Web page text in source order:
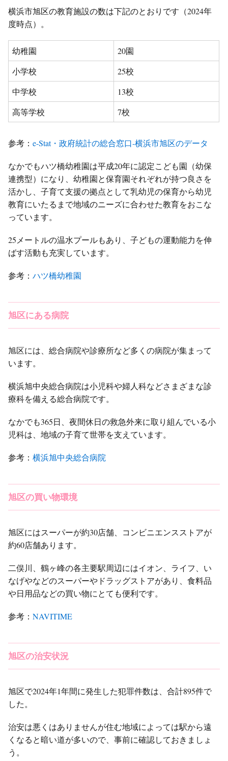
横浜市旭区の教育施設の数は下記のとおりです（2024年
度時点）。
幼稚園
20園
小学校
25校
中学校
13校
高等学校
7校
参考：e-Stat・政府統計の総合窓口-横浜市旭区のデータ
なかでもハツ橋幼稚園は平成20年に認定こども園（幼保
連携型）になり、幼稚園と保育園それぞれが持つ良さを
活かし、子育て支援の拠点として乳幼児の保育から幼児
教育にいたるまで地域のニーズに合わせた教育をおこな
っています。
25メートルの温水プールもあり、子どもの運動能力を伸
ばす活動も充実しています。
参考：ハツ橋幼稚園
旭区にある病院
旭区には、総合病院や診療所など多くの病院が集まって
います。
横浜旭中央総合病院は小児科や婦人科などさまざまな診
療科を備える総合病院です。
なかでも365日、夜間休日の救急外来に取り組んでいる小
児科は、地域の子育て世帯を支えています。
参考：横浜旭中央総合病院
旭区の買い物環境
旭区にはスーパーが約30店舗、コンビニエンスストアが
約60店舗あります。
二俣川、鶴ヶ峰の各主要駅周辺にはイオン、ライフ、い
なげやなどのスーパーやドラッグストアがあり、食料品
や日用品などの買い物にとても便利です。
参考：NAVITIME
旭区の治安状況
旭区で2024年1年間に発生した犯罪件数は、合計895件で
した。
治安は悪くはありませんが住む地域によっては駅から遠
くなると暗い道が多いので、事前に確認しておきましょ
う。